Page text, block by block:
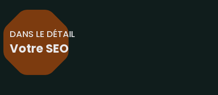
DANS LE DÉTAIL
Votre SEO